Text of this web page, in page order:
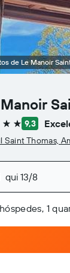
9,3
Saint Thomas,
qui 13/8
1
de Le Manoir